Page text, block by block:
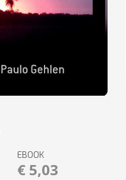
EBOOK
€ 5,03